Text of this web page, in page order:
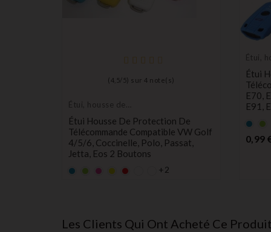
( 4,5/ 5) sur 4 note(s)
Étui, housse de
protection de clés
Étui Housse De Protection De
Télécommande Compatible VW Golf
4/5/6, Coccinelle, Polo, Passat,
Jetta, Eos 2 Boutons
BleuVertroseJaunerouge +2
Étui,
Étui
E70,
E91,
Bleu
0,99
Les Clients Qui Ont Acheté Ce